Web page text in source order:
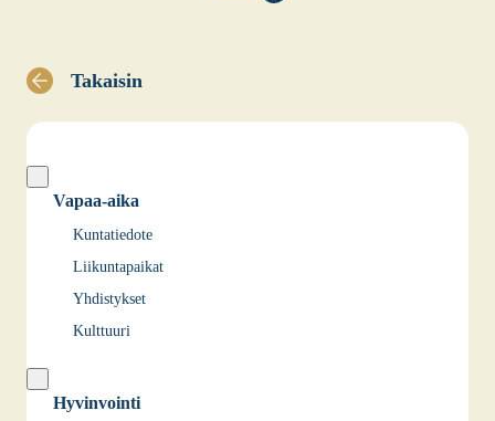
Takaisin
Vapaa-aika
Kuntatiedote
Liikuntapaikat
Yhdistykset
Kulttuuri
Hyvinvointi